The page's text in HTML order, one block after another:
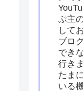
ぷ主
して
ブロ
でき
行き
たま
いる